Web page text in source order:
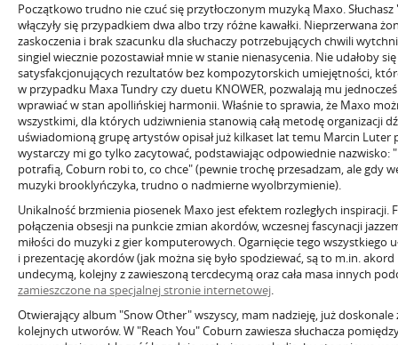
Początkowo trudno nie czuć się przytłoczonym muzyką Maxo.
włączyły się przypadkiem dwa albo trzy różne kawałki. Nieprzerwana
zaskoczenia i brak szacunku dla słuchaczy potrzebujących chwili
singiel wiecznie pozostawiał mnie w stanie nienasycenia. Nie udałoby
satysfakcjonujących rezultatów bez kompozytorskich umiejętności,
w przypadku Maxa Tundry czy duetu KNOWER, pozwalają mu
wprawiać w stan apollińskiej harmonii. Właśnie to sprawia, że Maxo
wszystkimi, dla których udziwnienia stanowią całą metodę organizacji
uświadomioną grupę artystów opisał już kilkaset lat temu Marcin Luter
wystarczy mi go tylko zacytować, podstawiając odpowiednie nazwisko:
potrafią, Coburn robi to, co chce" (pewnie trochę przesadzam, ale gdy
muzyki brooklyńczyka, trudno o nadmierne wyolbrzymienie).
Unikalność brzmienia piosenek Maxo jest efektem rozległych inspiracji.
połączenia obsesji na punkcie zmian akordów, wczesnej fascynacji
miłości do muzyki z gier komputerowych. Ogarnięcie tego wszystkiego
i prezentację akordów (jak można się było spodziewać, są to m.in.
undecymą, kolejny z zawieszoną tercdecymą oraz cała masa innych
zamieszczone na specjalnej stronie internetowej.
Otwierający album "Snow Other" wszyscy, mam nadzieję, już
kolejnych utworów. W "Reach You" Coburn zawiesza słuchacza